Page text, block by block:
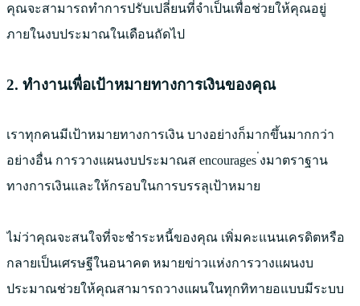
คุณจะสามารถทำการปรับเปลี่ยนที่จำเป็นเพื่อช่วยให้คุณอยู่
ภายในงบประมาณในเดือนถัดไป
2. ทำงานเพื่อเป้าหมายทางการเงินของคุณ
เราทุกคนมีเป้าหมายทางการเงิน บางอย่างก็มากขึ้นมากกว่า
อย่างอื่น การวางแผนงบประมาณส encourages ่งมาตราฐาน
ทางการเงินและให้กรอบในการบรรลุเป้าหมาย
ไม่ว่าคุณจะสนใจที่จะชำระหนี้ของคุณ เพิ่มคะแนนเครดิตหรือ
กลายเป็นเศรษฐีในอนาคต หมายข่าวแห่งการวางแผนงบ
ประมาณช่วยให้คุณสามารถวางแผนในทุกทิทายอแบบมีระบบ